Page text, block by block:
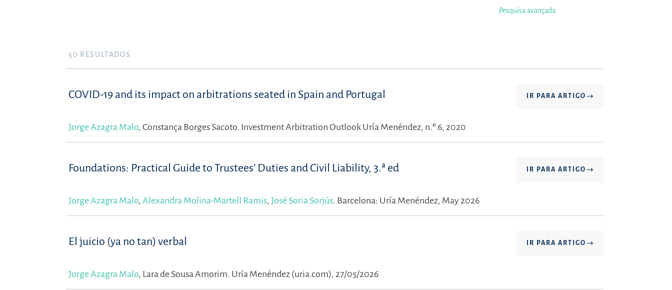
Pesquisa avançada
50 RESULTADOS
COVID-19 and its impact on arbitrations seated in Spain and Portugal IR PARA ARTIGO
Jorge Azagra Malo, Constança Borges Sacoto. Investment Arbitration Outlook Uría Menéndez, n.º 6, 2020
Foundations: Practical Guide to Trustees’ Duties and Civil Liability, 3.ª ed IR PARA ARTIGO
Jorge Azagra Malo, Alexandra Molina-Martell Ramis, José Soria Sorjús. Barcelona: Uría Menéndez, May 2026
El juicio (ya no tan) verbal IR PARA ARTIGO
Jorge Azagra Malo, Lara de Sousa Amorim. Uría Menéndez (uria.com), 27/05/2026